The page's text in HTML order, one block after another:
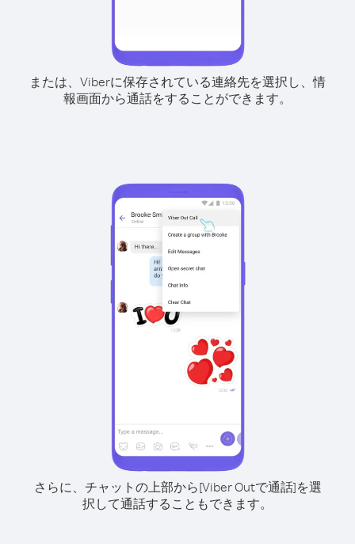
または、Viberに保存されている連絡先を選択し、情
報画面から通話をすることができます。
さらに、チャットの上部から[Viber Outで通話]を選
択して通話することもできます。